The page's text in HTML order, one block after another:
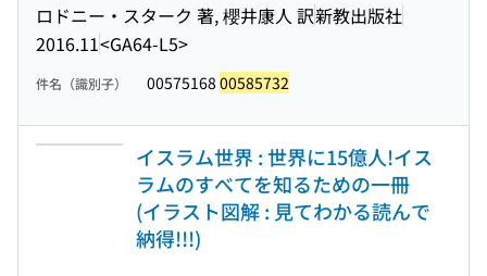
ロドニー・スターク 著, 櫻井康人 訳新教出版社
2016.11<GA64-L5>
件名（識別子） 00575168 00585732
イスラム世界 : 世界に15億人!イス
ラムのすべてを知るための一冊
(イラスト図解 : 見てわかる読んで
納得!!!)